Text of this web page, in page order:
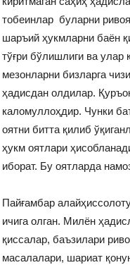
тобеинлар буларни
шаръий ҳукмларни баён
тўғри бўлишлиги ва улар
мезонларни бизларга
ҳадисдан олдилар.
каломуллоҳдир. Чунки
оятни битта қилиб
ҳукм оятлари
иборат. Бу оятларда
Пайғамбар
ичига олган. Милён
қиссалар, баъзилари
масалалари, шариат